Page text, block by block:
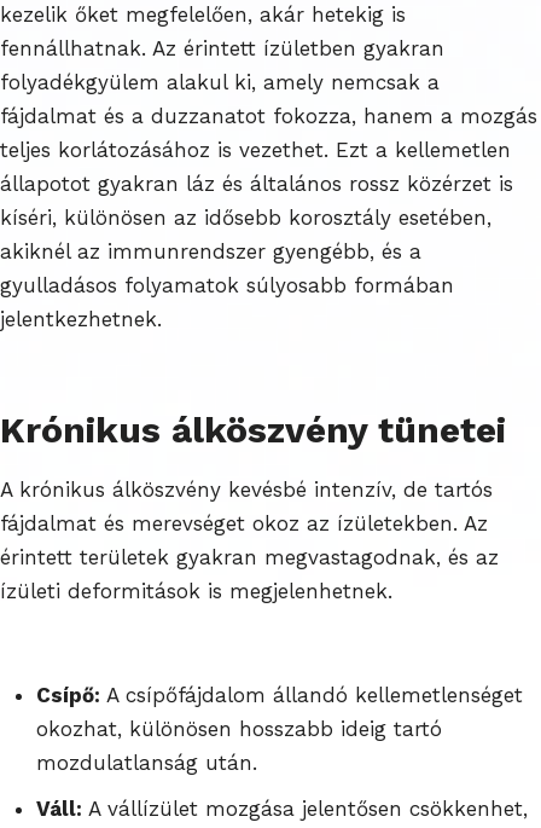
kezelik őket megfelelően, akár hetekig is
fennállhatnak. Az érintett ízületben gyakran
folyadékgyülem alakul ki, amely nemcsak a
fájdalmat és a duzzanatot fokozza, hanem a mozgás
teljes korlátozásához is vezethet. Ezt a kellemetlen
állapotot gyakran láz és általános rossz közérzet is
kíséri, különösen az idősebb korosztály esetében,
akiknél az immunrendszer gyengébb, és a
gyulladásos folyamatok súlyosabb formában
jelentkezhetnek.
Krónikus álköszvény tünetei
A krónikus álköszvény kevésbé intenzív, de tartós
fájdalmat és merevséget okoz az ízületekben. Az
érintett területek gyakran megvastagodnak, és az
ízületi deformitások is megjelenhetnek.
Csípő: A csípőfájdalom állandó kellemetlenséget
okozhat, különösen hosszabb ideig tartó
mozdulatlanság után.
Váll: A vállízület mozgása jelentősen csökkenhet,